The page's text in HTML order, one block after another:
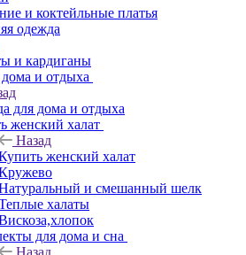
и коктейльные платья
одежда
и кардиганы
и отдыха
для дома и отдыха
женский халат
Назад
женский халат
и смешанный шелк
халаты
для дома и сна
Назад